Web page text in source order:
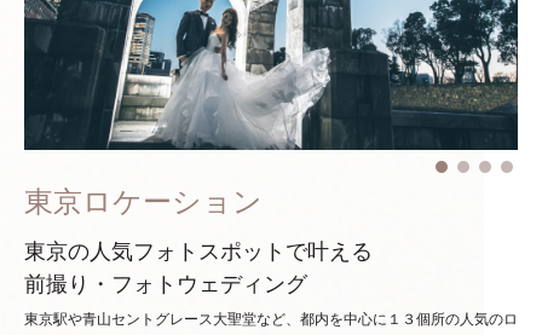
東京ロケーション
東京の人気フォトスポットで叶える
前撮り・フォトウェディング
東京駅や青山セントグレース大聖堂など、都内を中心に１３個所の人気のロ